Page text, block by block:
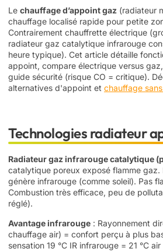
Le chauffage d’appoint gaz (radiateur
chauffage localisé rapide pour petite
Contrairement chauffrette électrique
radiateur gaz catalytique infrarouge
heure typique). Cet article détaille
appoint, compare électrique versus
guide sécurité (risque CO = critique).
alternatives d'appoint et chauffage
Technologies radiateur
Radiateur gaz infrarouge catalytique
catalytique poreux exposé flamme
génère infrarouge (comme soleil). Pas
Combustion très efficace, peu de
réglé).
Avantage infrarouge : Rayonnement
chauffage air) = confort perçu à plus
sensation 19 °C IR infrarouge = 21 °C